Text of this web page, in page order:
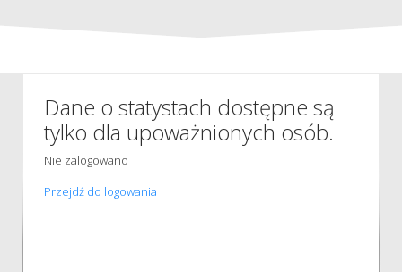
Dane o statystach dostępne są
tylko dla upoważnionych osób.
Nie zalogowano
Przejdź do logowania